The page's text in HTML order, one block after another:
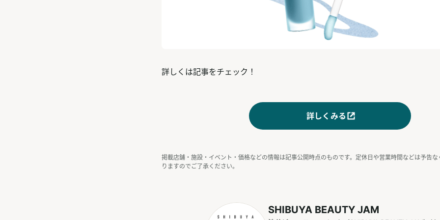
詳しくは記事をチェック！
詳しくみる
掲載店舗・施設・イベント・価格などの情報は記事公開時点のものです。定休日や営業時間などは予告
りますのでご了承ください。
SHIBUYA BEAUTY JAM